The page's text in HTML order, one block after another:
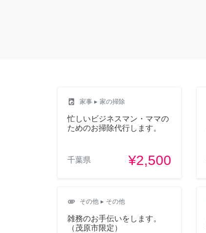
local_laundry_service 家事 ▸ 家の掃除
忙しいビジネスマン・ママの
ためのお掃除代行します。
千葉県 ¥2,500
attachment その他 ▸ その他
雑務のお手伝いをします。
（茂原市限定）